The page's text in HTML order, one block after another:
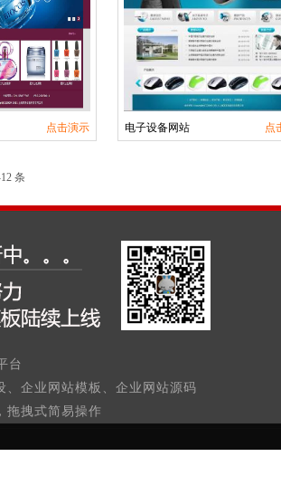
点击演示 电子设备网站 点
条
台
、企业网站模板、企业网站源码
拖拽式简易操作